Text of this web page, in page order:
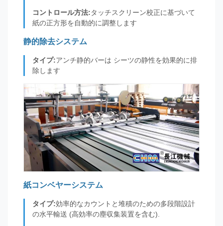
コントロール方法:タッチスクリーン校正に基づいて
紙の正方形を自動的に調整します
静的除去システム
タイプ:アンチ静的バーは シーツの静性を効果的に排
除します
紙コンベヤーシステム
タイプ:効率的なカウントと堆積のための多段階設計
の水平輸送 (高効率の塵収集装置を含む).